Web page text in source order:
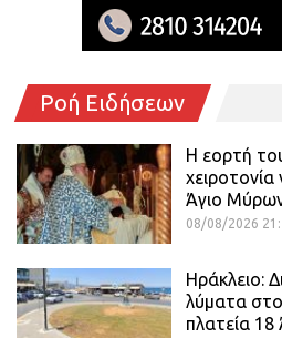
Ροή Ειδήσεων
Η εορτή
Άγιο
08/08/2026
Ηράκλειο:
λύματα στο
πλατεία